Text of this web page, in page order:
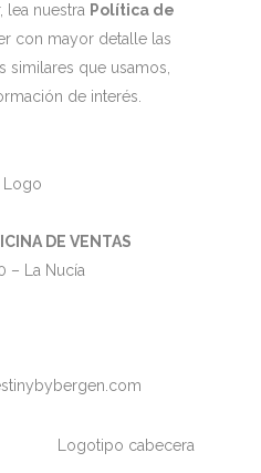
lea nuestra Política de
con mayor detalle las
similares que usamos,
de interés.
DE VENTAS
– La Nucía